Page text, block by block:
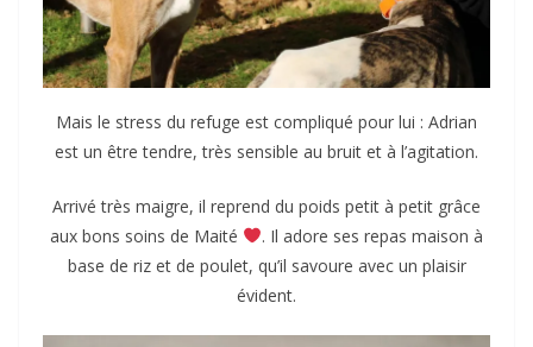
Mais le stress du refuge est compliqué pour lui : Adrian
est un être tendre, très sensible au bruit et à l’agitation.
Arrivé très maigre, il reprend du poids petit à petit grâce
aux bons soins de Maité
. Il adore ses repas maison à
base de riz et de poulet, qu’il savoure avec un plaisir
évident.